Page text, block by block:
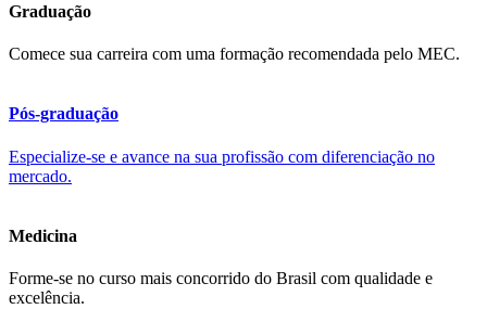
Graduação
Comece sua carreira com uma formação recomendada pelo MEC.
Pós-graduação
Especialize-se e avance na sua profissão com diferenciação no
mercado.
Medicina
Forme-se no curso mais concorrido do Brasil com qualidade e
excelência.